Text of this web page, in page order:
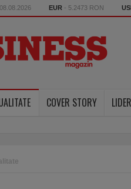
EUR - 5.2473 RON
COVER STORY